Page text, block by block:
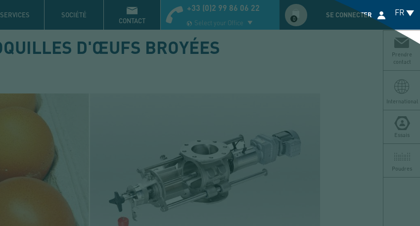
FR
SERVICES SOCIÉTÉ
CONTACT
+33 (0)2 99 86 06 22
Select your Office 0
Compte
utilisateur
SE CONNECTER
Prendre
contact
International
Essais
Poudres
D'ŒUFS BROYÉES